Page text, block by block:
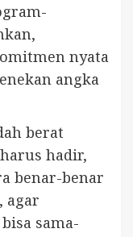
nyata
angka
berat
hadir,
benar-benar
agar
sama-